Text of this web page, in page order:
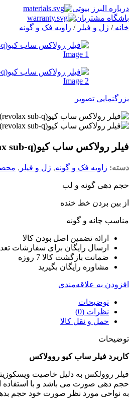
درباره البرز بیوتی
باشگاه مشتریان
خانه/ ژل و فیلر/ زاویه فک و گونه
بزرگنمایی تصویر
فیلر رولاکس ساب کیو(revolax sub-q)
دسته: زاویه فک و گونه, ژل و فیلر ,
حجم دهی گونه و لب
از بین بردن خط خنده
مناسب چانه و گونه
ارائه تضمین اصل بودن کالا
ارسال رایگان برای سفارشات
ضمانت بازگشت کالا 7 روزه
مشاوره رایگان بگیرید
افزودن به علاقه‌مندی
توضیحات
نظرات (0)
حمل و نقل کالا
توضیحات
کاربرد فیلر ساب کیو روولاکس
فیلر روولکس به دلیل خاصیت
حجم دهی صورت می باشد و با استفاده
به نواحی مورد نظر صورت خود حجم